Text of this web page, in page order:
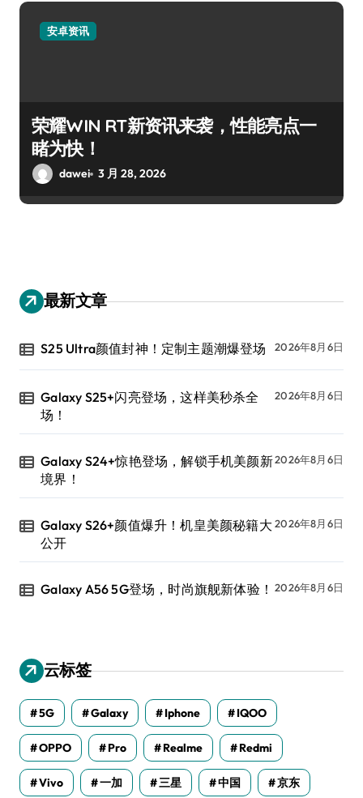
安卓资讯
荣耀WIN RT新资讯来袭，性能亮点一
睹为快！
dawei 3 月 28, 2026
最新文章
S25 Ultra颜值封神！定制主题潮爆登场 2026年8月6日
Galaxy S25+闪亮登场，这样美秒杀全
场！
2026年8月6日
Galaxy S24+惊艳登场，解锁手机美颜新
境界！
2026年8月6日
Galaxy S26+颜值爆升！机皇美颜秘籍大
公开
2026年8月6日
Galaxy A56 5G登场，时尚旗舰新体验！ 2026年8月6日
云标签
5G Galaxy Iphone IQOO
OPPO Pro Realme Redmi
Vivo 一加 三星 中国 京东